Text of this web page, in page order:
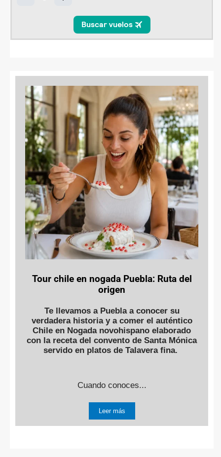
Tour chile en nogada Puebla: Ruta del
origen
Te llevamos a Puebla a conocer su
verdadera historia y a comer el auténtico
Chile en Nogada novohispano elaborado
con la receta del convento de Santa Mónica
servido en platos de Talavera fina.
Cuando conoces...
Leer más